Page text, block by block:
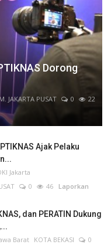
Dorong
JAKARTA PUSAT 0
22
Ajak Pelaku
Jakarta
0 46 Laporkan
dan PERATIN Dukung
Barat KOTA BEKASI
0